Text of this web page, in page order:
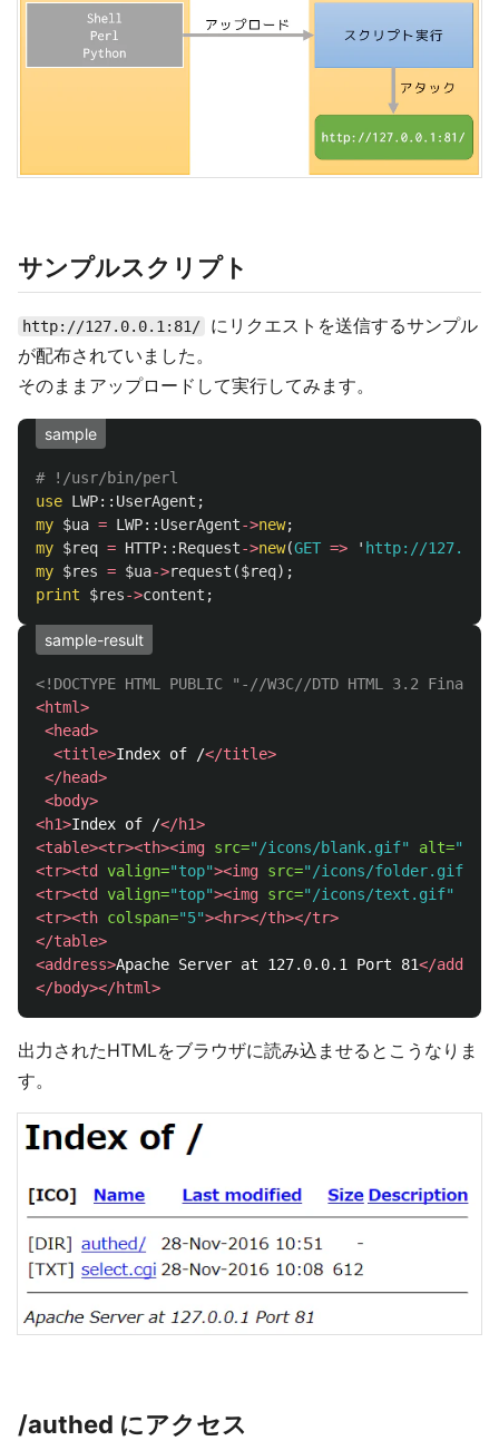
サンプルスクリプト
http://127.0.0.1:81/
にリクエストを送信するサンプル
が配布されていました。
そのままアップロードして実行してみます。
sample
# !/usr/bin/perl
use LWP:: UserAgent ;
my $ua = LWP:: UserAgent->new;
my $req = HTTP:: Request->new(GET => ' http://
my $res = $ua->request ($req);
print
$res->content ;
sample-result
<!DOCTYPE HTML PUBLIC "-//W3C//DTD HTML 3.2 Final//
<html>
<head>
<title>Index of /</title>
</head>
<body>
<h1>Index of /</h1>
<table><tr><th><img src="/icons/blank.gif" alt=
<tr><td
valign="top"><img src="/icons/folder.gif"
<tr><td
valign="top"><img src="/icons/text.gif"
<tr><th colspan="5"><hr></th></tr>
</table>
<address>Apache Server at 127.0.0.1 Port 81</
</body></html>
出力されたHTMLをブラウザに読み込ませるとこうなりま
す。
/authed にアクセス